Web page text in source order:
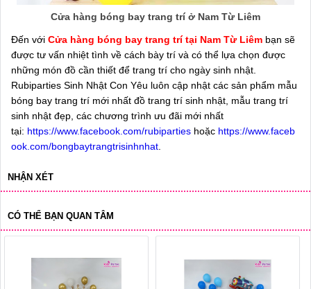
Cửa hàng bóng bay trang trí ở Nam Từ Liêm
Đến với Cửa hàng bóng bay trang trí tại Nam Từ Liêm bạn sẽ
được tư vấn nhiệt tình về cách bày trí và có thể lựa chọn được
những món đồ cần thiết để trang trí cho ngày sinh nhật.
Rubiparties Sinh Nhật Con Yêu luôn cập nhật các sản phẩm mẫu
bóng bay trang trí mới nhất đồ trang trí sinh nhật, mẫu trang trí
sinh nhật đẹp, các chương trình ưu đãi mới nhất
tại: https://www.facebook.com/rubiparties hoặc https://www.faceb
ook.com/bongbaytrangtrisinhnhat
NHẬN XÉT
CÓ THỂ BẠN QUAN TÂM